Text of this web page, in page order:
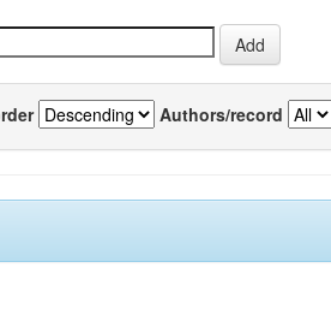
Authors/record